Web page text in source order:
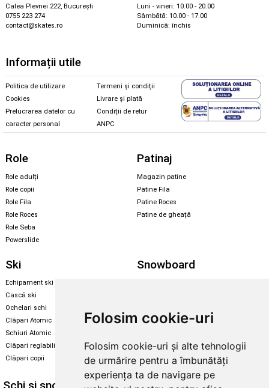
Folosim cookie-uri
Folosim cookie-uri și alte tehnologii
de urmărire pentru a îmbunătăți
experiența ta de navigare pe
Calea Plevnei 222, București
0755 223 274
contact@skates.ro
Luni - vineri: 10.00 - 20.00
Sâmbătă: 10.00 - 17.00
Duminică: închis
Informații utile
Politica de utilizare
Cookies
Prelucrarea datelor cu
caracter personal
Termeni și condiții
Livrare și plată
Condiții de retur
ANPC
Role
Role adulți
Role copii
Role Fila
Role Roces
Role Seba
Powerslide
Patinaj
Magazin patine
Patine Fila
Patine Roces
Patine de gheață
Ski
Echipament ski
Cască ski
Ochelari schi
Clăpari Atomic
Schiuri Atomic
Clăpari reglabili
Clăpari copii
Snowboard
Santa Cruz
Enuff Skateboards